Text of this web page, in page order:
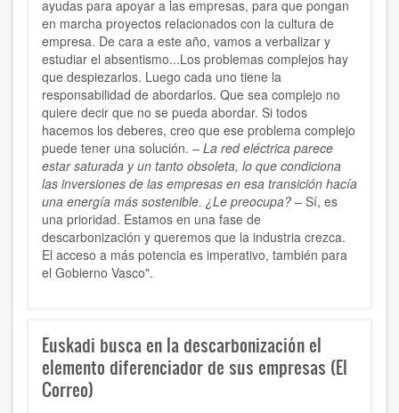
ayudas para apoyar a las empresas, para que pongan
en marcha proyectos relacionados con la cultura de
empresa. De cara a este año, vamos a verbalizar y
estudiar el absentismo...Los problemas complejos hay
que despiezarlos. Luego cada uno tiene la
responsabilidad de abordarlos. Que sea complejo no
quiere decir que no se pueda abordar. Si todos
hacemos los deberes, creo que ese problema complejo
puede tener una solución. – La red eléctrica parece
estar saturada y un tanto obsoleta, lo que condiciona
las inversiones de las empresas en esa transición hacía
una energía más sostenible. ¿Le preocupa? – Sí, es
una prioridad. Estamos en una fase de
descarbonización y queremos que la industria crezca.
El acceso a más potencia es imperativo, también para
el Gobierno Vasco".
Euskadi busca en la descarbonización el
elemento diferenciador de sus empresas (El
Correo)